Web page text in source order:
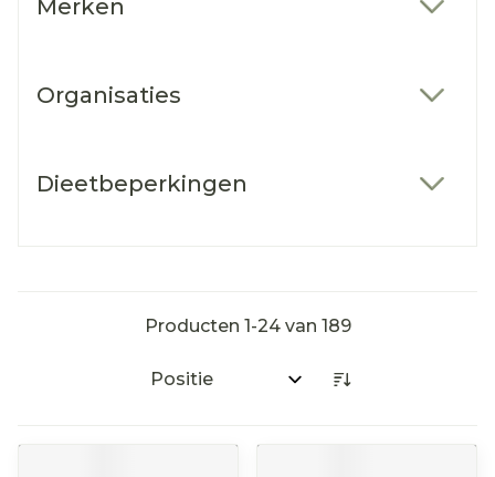
Merken
Organisaties
Dieetbeperkingen
Producten 1-24van 189
Sorteer op: